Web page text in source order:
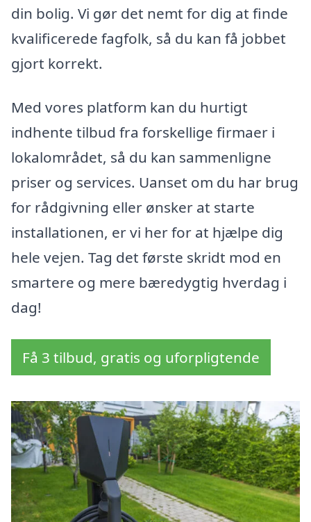
din bolig. Vi gør det nemt for dig at finde
kvalificerede fagfolk, så du kan få jobbet
gjort korrekt.
Med vores platform kan du hurtigt
indhente tilbud fra forskellige firmaer i
lokalområdet, så du kan sammenligne
priser og services. Uanset om du har brug
for rådgivning eller ønsker at starte
installationen, er vi her for at hjælpe dig
hele vejen. Tag det første skridt mod en
smartere og mere bæredygtig hverdag i
dag!
Få 3 tilbud, gratis og uforpligtende